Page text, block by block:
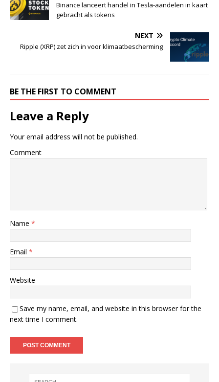
Binance lanceert handel in Tesla-aandelen in kaart
gebracht als tokens
NEXT
Ripple (XRP) zet zich in voor klimaatbescherming
BE THE FIRST TO COMMENT
Leave a Reply
Your email address will not be published.
Comment
Name *
Email *
Website
Save my name, email, and website in this browser for the
next time I comment.